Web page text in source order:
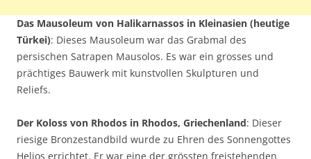
Das Mausoleum von Halikarnassos in Kleinasien (heutige
Türkei): Dieses Mausoleum war das Grabmal des
persischen Satrapen Mausolos. Es war ein grosses und
prächtiges Bauwerk mit kunstvollen Skulpturen und
Reliefs.
Der Koloss von Rhodos in Rhodos, Griechenland: Dieser
riesige Bronzestandbild wurde zu Ehren des Sonnengottes
Helios errichtet. Er war eine der grössten freistehenden